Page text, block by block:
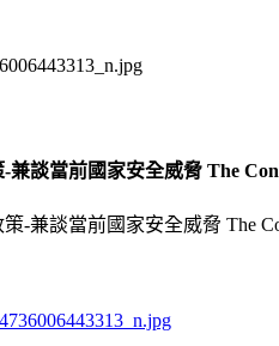
談當前國家安全威脅 The